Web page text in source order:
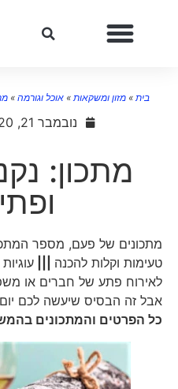
»מזון ומשקאות»אוכל וגורמה»
נובמבר 21, 2020
מתכון:
מתכונים של פעם, מספר
טעימות וקלות להכנה|||
עוגיות
לאירוח פתע של חברים או
אבל זה הבסיס שיעשה לכם
כל הפרטים והמתכונים